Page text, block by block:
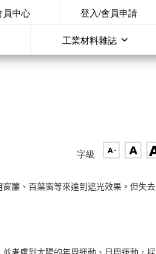
員中心 登入/會員申請
工業材料雜誌
字級
簾、百葉窗等來達到遮光效果。但失去